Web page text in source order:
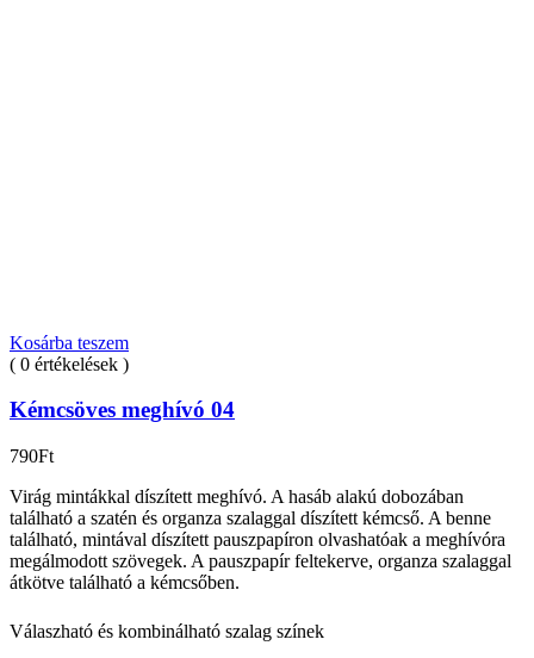
Kosárba teszem
( 0 értékelések )
Kémcsöves meghívó 04
790Ft
Virág mintákkal díszített meghívó. A hasáb alakú dobozában
található a szatén és organza szalaggal díszített kémcső. A benne
található, mintával díszített pauszpapíron olvashatóak a meghívóra
megálmodott szövegek. A pauszpapír feltekerve, organza szalaggal
átkötve található a kémcsőben.
Válaszható és kombinálható szalag színek